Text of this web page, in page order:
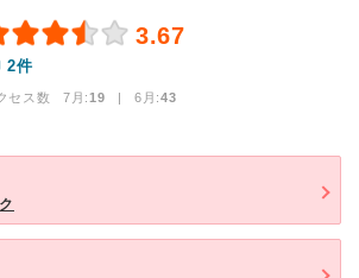
3.67
2件
セス数 7月:19 | 6月:43